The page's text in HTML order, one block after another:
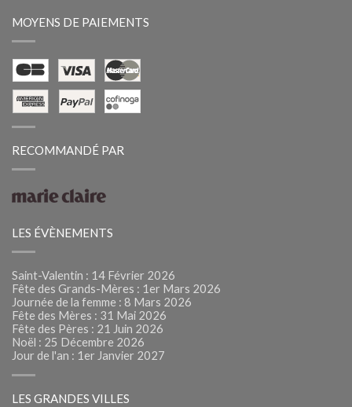
MOYENS DE PAIEMENTS
RECOMMANDÉ PAR
LES ÉVÈNEMENTS
Saint-Valentin : 14 Février 2026
Fête des Grands-Mères : 1er Mars 2026
Journée de la femme : 8 Mars 2026
Fête des Mères : 31 Mai 2026
Fête des Pères : 21 Juin 2026
Noël : 25 Décembre 2026
Jour de l'an : 1er Janvier 2027
LES GRANDES VILLES